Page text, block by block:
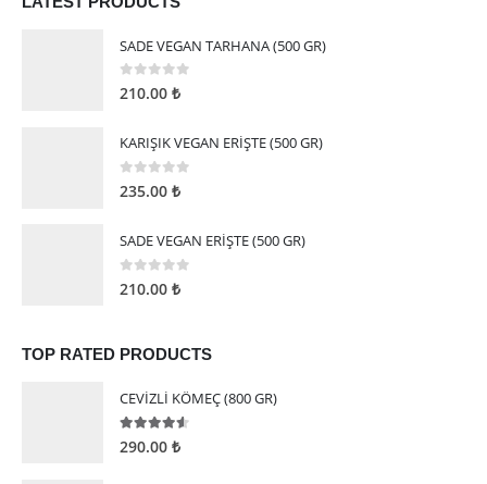
SADE VEGAN TARHANA (500 GR)
0 5 üzerinden
210.00 ₺
KARIŞIK VEGAN ERİŞTE (500 GR)
05 üzerinden
235.00 ₺
SADE VEGAN ERİŞTE (500 GR)
0 5 üzerinden
210.00 ₺
TOP RATED PRODUCTS
CEVİZLİ KÖMEÇ (800 GR)
4.50 5 üzerinden
290.00 ₺